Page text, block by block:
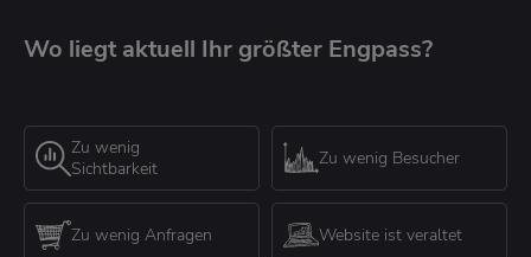
Wo liegt aktuell Ihr größter Engpass?
Zu wenig
Sichtbarkeit
Zu wenig Besucher
Zu wenig Anfragen Website ist veraltet